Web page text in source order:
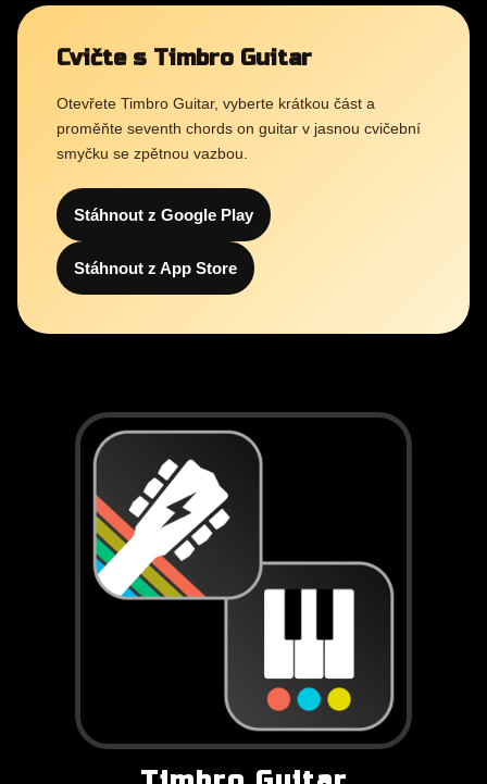
Cvičte s Timbro Guitar
Otevřete Timbro Guitar, vyberte krátkou část a
proměňte seventh chords on guitar v jasnou cvičební
smyčku se zpětnou vazbou.
Stáhnout z Google Play
Stáhnout z App Store